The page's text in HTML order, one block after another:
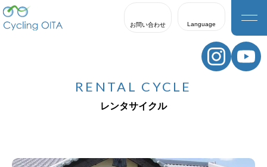
お問い合わせ Language
日本語
English
RENTAL CYCLE
レンタサイクル